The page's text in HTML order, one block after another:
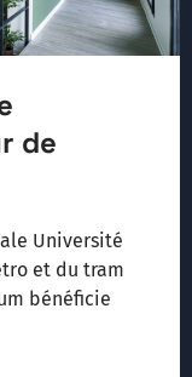
de
Université
et du tram
bénéficie